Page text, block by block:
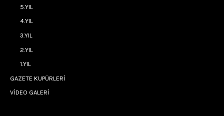
5.YIL
4.YIL
3.YIL
2.YIL
1.YIL
GAZETE KUPÜRLERİ
VİDEO GALERİ